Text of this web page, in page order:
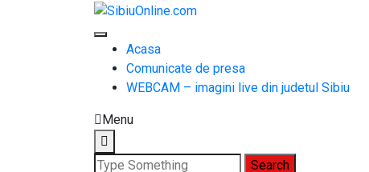
… locatii si evenimente din Sibiu!!!
Acasa
Comunicate de presa
WEBCAM – imagini live din judetul Sibiu
Menu
Search